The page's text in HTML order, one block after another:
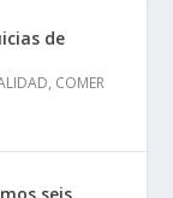
de
, COMER